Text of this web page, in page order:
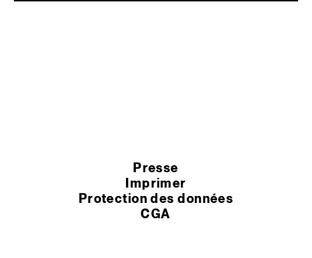
Presse
Imprimer
Protection des données
CGA